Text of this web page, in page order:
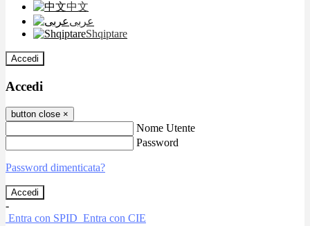
中文
عربى
Shqiptare
Accedi
Accedi
button close ×
Nome Utente
Password
Password dimenticata?
-
Entra con SPID Entra con CIE